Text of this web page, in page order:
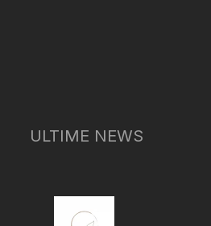
ULTIME NEWS